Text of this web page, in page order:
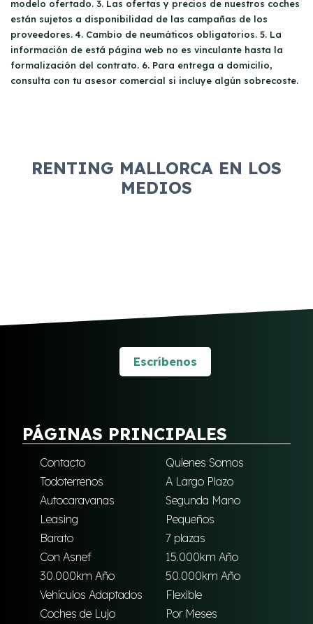
pago de la primera cuota mensual y podrás
disfrutar de un vehículo pre-entrega hasta la
llegada del coche contratado.
válido. Además, se evalúan otros factores
como la solvencia económica y el historial
crediticio para determinar la aptitud para el
contrato.
modelo ofertado. 3. Las ofertas y precios de nuestros coches
están sujetos a disponibilidad de las campañas de los
proveedores. 4. Cambio de neumáticos obligatorios. 5. La
información de está página web no es vinculante hasta la
formalización del contrato. 6. Para entrega a domicilio,
consulta con tu asesor comercial si incluye algún sobrecoste.
RENTING MALLORCA EN LOS
MEDIOS
Escríbenos
PÁGINAS PRINCIPALES
Contacto
Quienes Somos
Todoterrenos
A Largo Plazo
Autocaravanas
Segunda Mano
Leasing
Pequeños
Barato
7 plazas
Con Asnef
15.000km Año
30.000km Año
50.000km Año
Vehículos Adaptados
Flexible
Coches de Lujo
Por Meses